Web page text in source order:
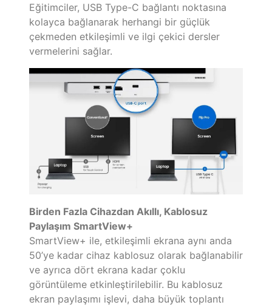
Eğitimciler, USB Type-C bağlantı noktasına
kolayca bağlanarak herhangi bir güçlük
çekmeden etkileşimli ve ilgi çekici dersler
vermelerini sağlar.
Birden Fazla Cihazdan Akıllı, Kablosuz
Paylaşım SmartView+
SmartView+ ile, etkileşimli ekrana aynı anda
50’ye kadar cihaz kablosuz olarak bağlanabilir
ve ayrıca dört ekrana kadar çoklu
görüntüleme etkinleştirilebilir. Bu kablosuz
ekran paylaşımı işlevi, daha büyük toplantı